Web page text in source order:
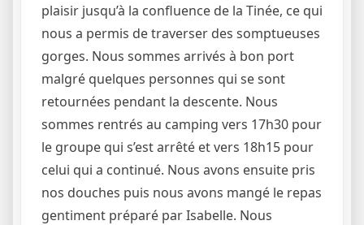
plaisir jusqu’à la confluence de la Tinée, ce qui
nous a permis de traverser des somptueuses
gorges. Nous sommes arrivés à bon port
malgré quelques personnes qui se sont
retournées pendant la descente. Nous
sommes rentrés au camping vers 17h30 pour
le groupe qui s’est arrêté et vers 18h15 pour
celui qui a continué. Nous avons ensuite pris
nos douches puis nous avons mangé le repas
gentiment préparé par Isabelle. Nous